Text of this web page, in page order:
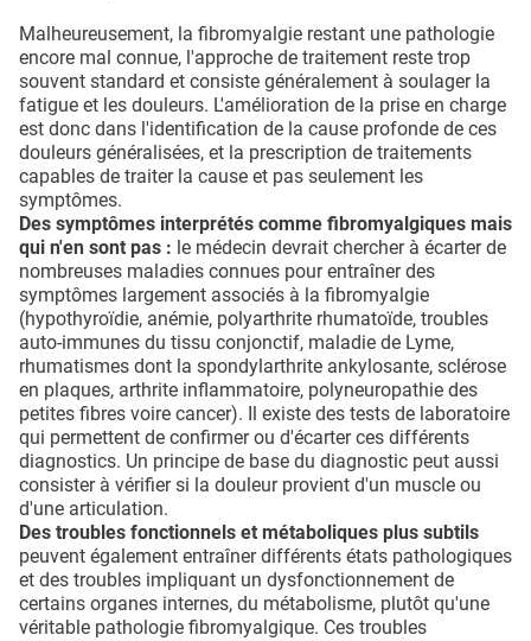
Malheureusement, la fibromyalgie restant une pathologie
encore mal connue, l'approche de traitement reste trop
souvent standard et consiste généralement à soulager la
fatigue et les douleurs. L'amélioration de la prise en charge
est donc dans l'identification de la cause profonde de ces
douleurs généralisées, et la prescription de traitements
capables de traiter la cause et pas seulement les
symptômes.
Des symptômes interprétés comme fibromyalgiques mais
qui n'en sont pas : le médecin devrait chercher à écarter de
nombreuses maladies connues pour entraîner des
symptômes largement associés à la fibromyalgie
(hypothyroïdie, anémie, polyarthrite rhumatoïde, troubles
auto-immunes du tissu conjonctif, maladie de Lyme,
rhumatismes dont la spondylarthrite ankylosante, sclérose
en plaques, arthrite inflammatoire, polyneuropathie des
petites fibres voire cancer). Il existe des tests de laboratoire
qui permettent de confirmer ou d'écarter ces différents
diagnostics. Un principe de base du diagnostic peut aussi
consister à vérifier si la douleur provient d'un muscle ou
d'une articulation.
Des troubles fonctionnels et métaboliques plus subtils
peuvent également entraîner différents états pathologiques
et des troubles impliquant un dysfonctionnement de
certains organes internes, du métabolisme, plutôt qu'une
véritable pathologie fibromyalgique. Ces troubles